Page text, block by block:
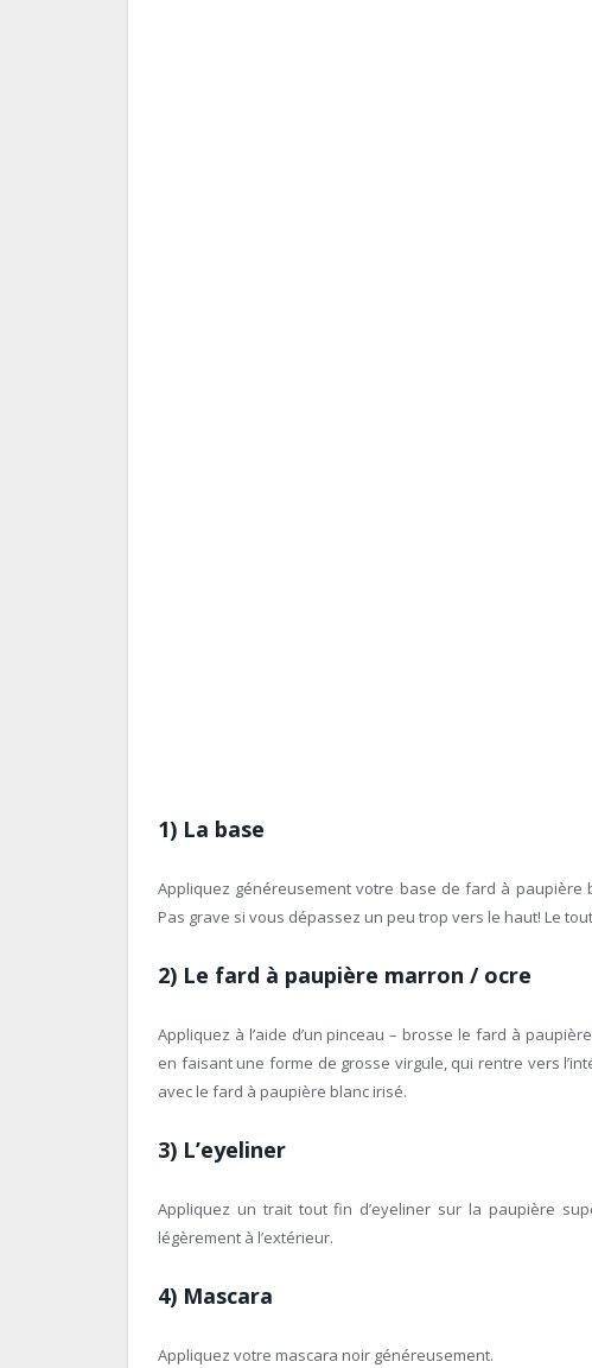
1) La base
Appliquez généreusement votre base de fard à paupière
Pas grave si vous dépassez un peu trop vers le haut! Le tout
2) Le fard à paupière marron / ocre
Appliquez à l’aide d’un pinceau – brosse le fard à
en faisant une forme de grosse virgule, qui rentre vers
avec le fard à paupière blanc irisé.
3) L’eyeliner
Appliquez un trait tout fin d’eyeliner sur la paupière
légèrement à l’extérieur.
4) Mascara
Appliquez votre mascara noir généreusement.